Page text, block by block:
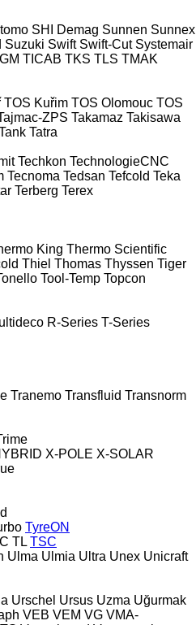
SHI Demag Sunnen Sunnex
Suzuki Swift Swift-Cut Systemair
TICAB TKS TLS TMAK
TOS Kuřim TOS Olomouc TOS
ZPS Takamaz Takisawa
Tatra
Techkon TechnologieCNC
Tecnoma Tedsan Tefcold Teka
Terberg Terex
King Thermo Scientific
Thiel Thomas Thyssen Tiger
Tool-Temp Topcon
R-Series T-Series
Tranemo Transfluid Transnorm
X-POLE X-SOLAR
TyreON
TL TSC
Ulma Ulmia Ultra Unex Unicraft
Urschel Ursus Uzma Uğurmak
VEB VEM VG VMA-